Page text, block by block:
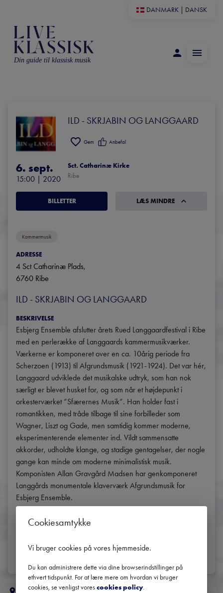
DANMARK DANSK
Din guide til klassisk musik
ILD - SKRJABIN OG LANGGAARD
Gem Anbefal
6. sept.
15:00 | 2020
Sct. Catharinæ Kirke
Ribe
BILLETTER LÆS MINDRE
Kammermusik
ADRESSE
4 Sct Catharinæ Plads,
6760 Ribe
ILD - SKRJABIN OG LANGGAARD
BESKRIVELSE
Esbjerg Ensemble afslutter årets Rued Langgaardfestival i Ribe
med en perlerække af Langgaards kammermusikværker.
Værkerne er komponeret over en ca. 10årig periode fra
Scherzoen (1913) til Afgrundsmusik (1921-1924). Det var hér,
Langgaard udviklede det musikalske udtryk, som han nok
særligt er blevet husket for, og som når et højdepunkt i
orkesterværket ”Sfærernes Musik”. Han holder fast i
romantikken, med tråde tilbage til sine forbilleder som
Wagner, Liszt og Gade, men samtidig kommer moderne,
eksperimenterende elementer ind. Vildt sammensatte
akkorder, udholdte klange, og stadige gentagelser, der nogle
gange kan minde om moderne minimalistisk musik.
Komponisten Allan Gravgård Madsen har genkomponeret
Langgårds monumentale klaverværk Afgrundsmusik for
Esbjerg Ensemble.
DRTransmission
Flere klassiske koncerter iSydjylland
Cookiesamtykke
Vi bruger cookies på vores hjemmeside.
Du kan administrere dette via dine browserindstillinger på
ethvert tidspunkt. For at lære mere om hvordan vi bruger
cookies, se venligst vorescookies policy.